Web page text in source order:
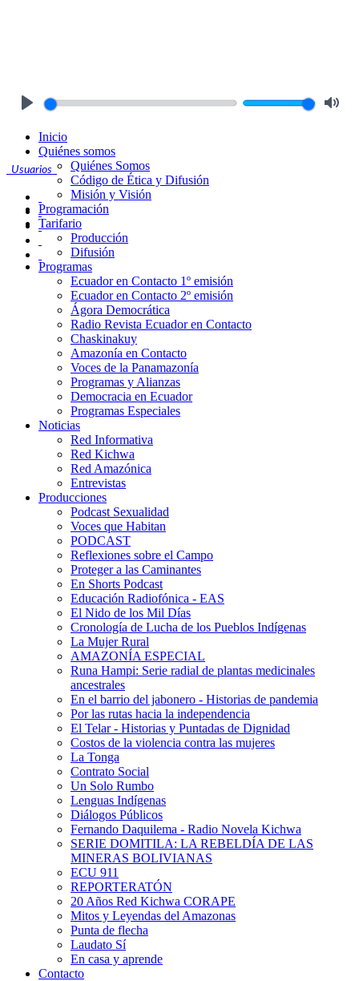
Usuarios
Inicio
Quiénes somos
Quiénes Somos
Código de Ética y Difusión
Misión y Visión
Programación
Tarifario
Producción
Difusión
Programas
Ecuador en Contacto 1º emisión
Ecuador en Contacto 2º emisión
Ágora Democrática
Radio Revista Ecuador en Contacto
Chaskinakuy
Amazonía en Contacto
Voces de la Panamazonía
Programas y Alianzas
Democracia en Ecuador
Programas Especiales
Noticias
Red Informativa
Red Kichwa
Red Amazónica
Entrevistas
Producciones
Podcast Sexualidad
Voces que Habitan
PODCAST
Reflexiones sobre el Campo
Proteger a las Caminantes
En Shorts Podcast
Educación Radiofónica - EAS
El Nido de los Mil Días
Cronología de Lucha de los Pueblos Indígenas
La Mujer Rural
AMAZONÍA ESPECIAL
Runa Hampi: Serie radial de plantas medicinales
ancestrales
En el barrio del jabonero - Historias de pandemia
Por las rutas hacia la independencia
El Telar - Historias y Puntadas de Dignidad
Costos de la violencia contra las mujeres
La Tonga
Contrato Social
Un Solo Rumbo
Lenguas Indígenas
Diálogos Públicos
Fernando Daquilema - Radio Novela Kichwa
SERIE DOMITILA: LA REBELDÍA DE LAS
MINERAS BOLIVIANAS
ECU 911
REPORTERATÓN
20 Años Red Kichwa CORAPE
Mitos y Leyendas del Amazonas
Punta de flecha
Laudato Sí
En casa y aprende
Contacto